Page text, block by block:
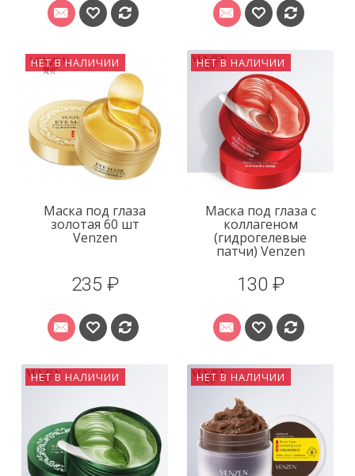
НЕТ В НАЛИЧИИ
Маска под глаза
золотая 60 шт
Venzen
235 ₽
НЕТ В НАЛИЧИИ
Маска под глаза с
коллагеном
(гидрогелевые
патчи) Venzen
130 ₽
НЕТ В НАЛИЧИИ НЕТ В НАЛИЧИИ